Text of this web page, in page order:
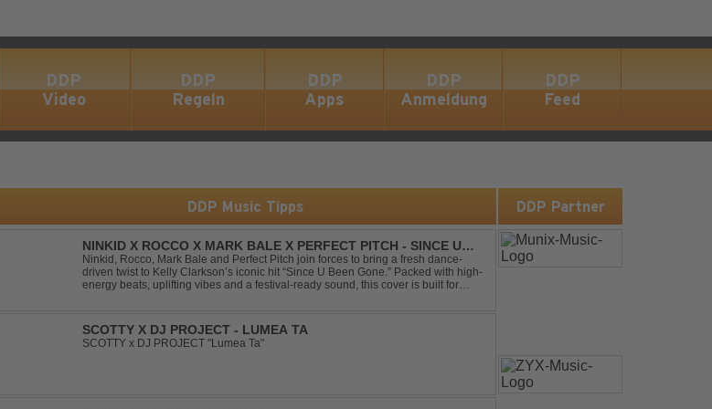
DDP
Video
DDP
Regeln
DDP
Apps
DDP
Anmeldung
DDP
Feed
DDP Music Tipps
NINKID X ROCCO X MARK BALE X PERFECT PITCH - SINCE U
BEEN GONE
Ninkid, Rocco, Mark Bale and Perfect Pitch join forces to bring a fresh dance-
driven twist to Kelly Clarkson’s iconic hit “Since U Been Gone.” Packed with high-
energy beats, uplifting vibes and a festival-ready sound, this cover is built for
SCOTTY X DJ PROJECT - LUMEA TA
SCOTTY x DJ PROJECT "Lumea Ta"
DDP Partner